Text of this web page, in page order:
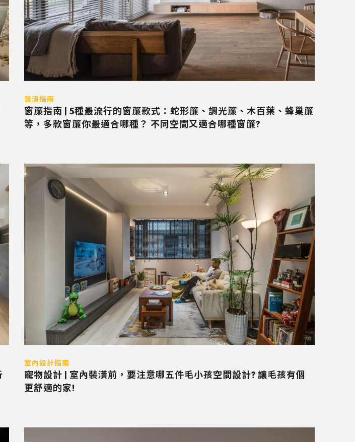
裝潢指南
窗簾指南 | 5種最流行的窗簾款式：蛇形簾、調光簾、木百葉、蜂巢簾
等，多款窗簾你最適合哪種？ 不同空間又適合哪種窗簾?
室內設計指南
寵物設計 | 室內裝潢前，要注意哪五件毛小孩空間設計? 讓毛孩有個
更舒適的家!